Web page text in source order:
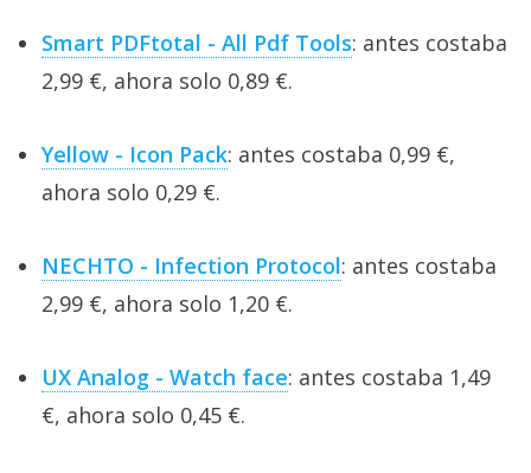
Smart PDFtotal - All Pdf Tools: antes costaba
2,99 €, ahora solo 0,89 €.
Yellow - Icon Pack: antes costaba 0,99 €,
ahora solo 0,29 €.
NECHTO - Infection Protocol: antes costaba
2,99 €, ahora solo 1,20 €.
UX Analog - Watch face: antes costaba 1,49
€, ahora solo 0,45 €.